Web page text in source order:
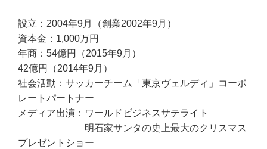
設立：2004年9月（創業2002年9月）
資本金：1,000万円
年商：54億円（2015年9月）
42億円（2014年9月）
社会活動：サッカーチーム「東京ヴェルディ」コーポ
レートパートナー
メディア出演：ワールドビジネスサテライト
明石家サンタの史上最大のクリスマス
プレゼントショー